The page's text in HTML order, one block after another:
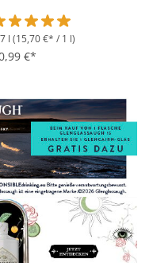
von 5 Sternen
l (15,70 €* / 1 l)
€*